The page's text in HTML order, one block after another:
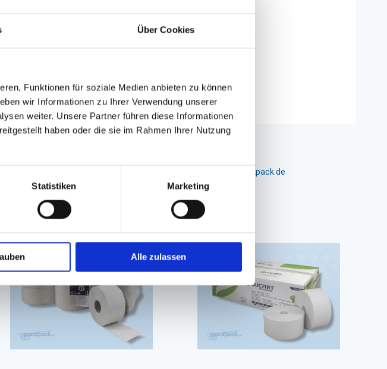
Über Cookies
Funktionen für soziale Medien anbieten zu können
wir Informationen zu Ihrer Verwendung unserer
weiter. Unsere Partner führen diese Informationen
haben oder die sie im Rahmen Ihrer Nutzung
Statistiken Marketing
Alle zulassen
packpack.de GmbH, Am Bullhamm 24-26, D-26441 Jever, info@packpack.de